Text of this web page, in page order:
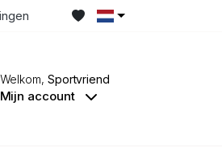
Welkom, Sportvriend
Mijn account